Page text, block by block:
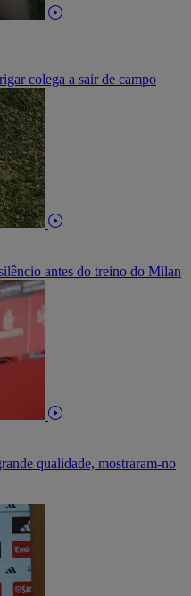
colega a sair de campo
antes do treino do Milan
qualidade, mostraram-no